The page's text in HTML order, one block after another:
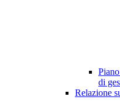
di
Relazione